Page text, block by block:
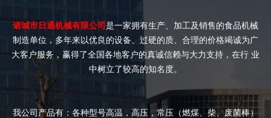
诸城市日通机械有限公司 是一家拥有生产、加工及销售的食品机械
制造单位，多年来以优良的设备、过硬的质、合理的价格竭诚为广
大客户服务，赢得了全国各地客户的真诚信赖与大力支持，在行 业
中树立了较高的知名度。
我公司产品有：各种型号高温，高压，常压（燃煤、柴、废菌棒）